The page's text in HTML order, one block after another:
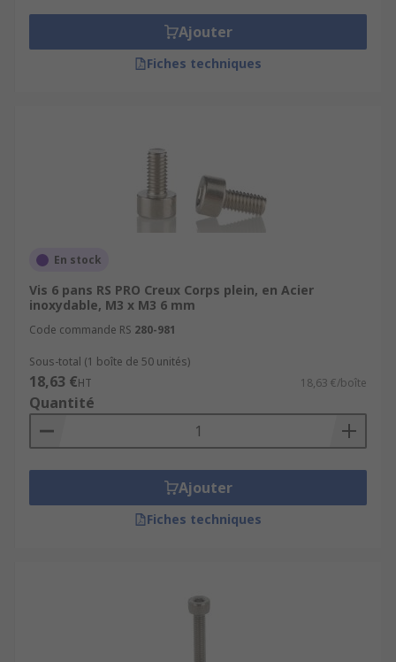
Ajouter
Fiches techniques
En stock
Vis 6 pans RS PRO Creux Corps plein, en Acier
inoxydable, M3 x M3 6 mm
Code commande RS 280-981
Sous-total (1 boîte de 50 unités)
18,63 €HT 18,63 €/boîte
Quantité
Ajouter
Fiches techniques